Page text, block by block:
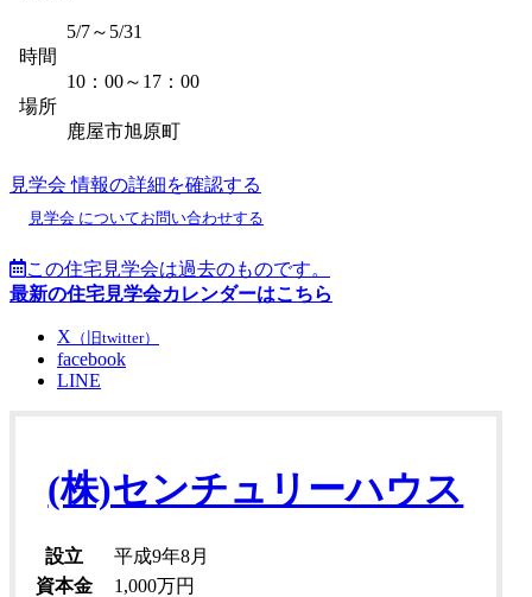
5/7～5/31
時間
10：00～17：00
場所
鹿屋市旭原町
見学会 情報の詳細を確認する
見学会 についてお問い合わせする
この住宅見学会は過去のものです。
最新の住宅見学会カレンダーはこちら
X （旧twitter）
facebook
LINE
(株)センチュリーハウス
設立
平成9年8月
資本金
1,000万円